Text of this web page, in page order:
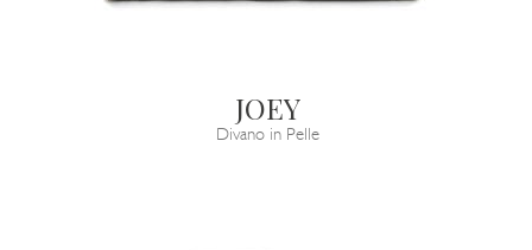
JOEY
Divano in Pelle